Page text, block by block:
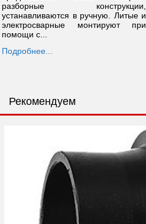
разборные конструкции,
устанавливаются в ручную. Литые и
электросварные монтируют при
помощи с...
Подробнее...
Рекомендуем